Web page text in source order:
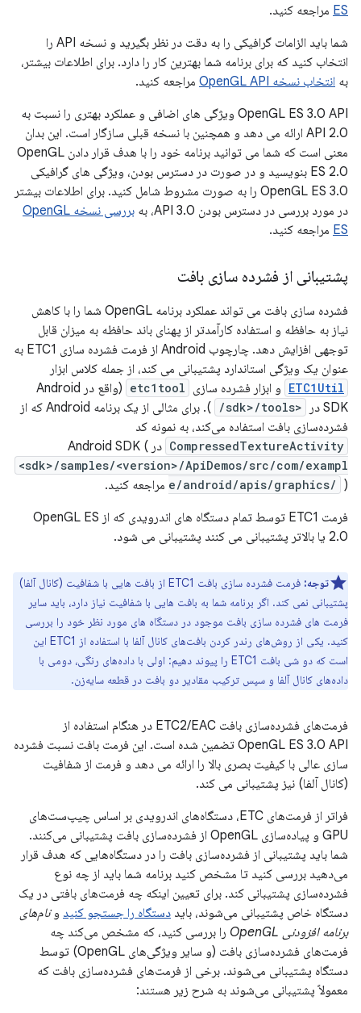
ES مراجعه کنید.
شما باید الزامات گرافیکی را به دقت در نظر بگیرید و نسخه API را
انتخاب کنید که برای برنامه شما بهترین کار را دارد. برای اطلاعات بیشتر،
به انتخاب نسخه OpenGL API
مراجعه کنید.
OpenGL ES 3.0 API ویژگی های اضافی و عملکرد بهتری را نسبت به
API 2.0 ارائه می دهد و همچنین با نسخه قبلی سازگار است. این بدان
معنی است که شما می توانید برنامه خود را با هدف قرار دادن OpenGL
ES 2.0 بنویسید و در صورت در دسترس بودن، ویژگی های گرافیکی
OpenGL ES 3.0 را به صورت مشروط شامل کنید. برای اطلاعات بیشتر
در مورد بررسی در دسترس بودن API 3.0، به
بررسی نسخه OpenGL
ES مراجعه کنید.
پشتیبانی از فشرده سازی بافت
فشرده سازی بافت می تواند عملکرد برنامه OpenGL شما را با کاهش
نیاز به حافظه و استفاده کارآمدتر از پهنای باند حافظه به میزان قابل
توجهی افزایش دهد. چارچوب Android از فرمت فشرده سازی ETC1 به
عنوان یک ویژگی استاندارد پشتیبانی می کند، از جمله کلاس ابزار
ETC1Util و ابزار فشرده سازی etc1tool
(واقع در Android
SDK در
<sdk>/tools/
). برای مثالی از یک برنامه Android که از
فشرده‌سازی بافت استفاده می‌کند، به نمونه کد
CompressedTextureActivity در Android SDK (
<sdk>/samples/<version>/ApiDemos/src/com/exampl
e/android/apis/graphics/ ) مراجعه کنید.
فرمت ETC1 توسط تمام دستگاه های اندرویدی که از OpenGL ES
2.0 یا بالاتر پشتیبانی می کنند پشتیبانی می شود.
توجه:
فرمت فشرده سازی بافت ETC1 از بافت هایی با شفافیت (کانال آلفا)
پشتیبانی نمی کند. اگر برنامه شما به بافت هایی با شفافیت نیاز دارد، باید سایر
فرمت های فشرده سازی بافت موجود در دستگاه های مورد نظر خود را بررسی
کنید. یکی از روش‌های رندر کردن بافت‌های کانال آلفا با استفاده از ETC1 این
است که دو شی بافت ETC1 را پیوند دهیم: اولی با داده‌های رنگی، دومی با
داده‌های کانال آلفا و سپس ترکیب مقادیر دو بافت در قطعه سایه‌زن.
فرمت‌های فشرده‌سازی بافت ETC2/EAC در هنگام استفاده از
OpenGL ES 3.0 API تضمین شده است. این فرمت بافت نسبت فشرده
سازی عالی با کیفیت بصری بالا را ارائه می دهد و فرمت از شفافیت
(کانال آلفا) نیز پشتیبانی می کند.
فراتر از فرمت‌های ETC، دستگاه‌های اندرویدی بر اساس چیپ‌ست‌های
GPU و پیاده‌سازی OpenGL از فشرده‌سازی بافت پشتیبانی می‌کنند.
شما باید پشتیبانی از فشرده‌سازی بافت را در دستگاه‌هایی که هدف قرار
می‌دهید بررسی کنید تا مشخص کنید برنامه شما باید از چه نوع
فشرده‌سازی پشتیبانی کند. برای تعیین اینکه چه فرمت‌های بافتی در یک
دستگاه خاص پشتیبانی می‌شوند، باید دستگاه را جستجو کنید ونام‌های
برنامه افزودنی OpenGL
را بررسی کنید، که مشخص می‌کند چه
فرمت‌های فشرده‌سازی بافت (و سایر ویژگی‌های OpenGL) توسط
دستگاه پشتیبانی می‌شوند. برخی از فرمت‌های فشرده‌سازی بافت که
معمولاً پشتیبانی می‌شوند به شرح زیر هستند: